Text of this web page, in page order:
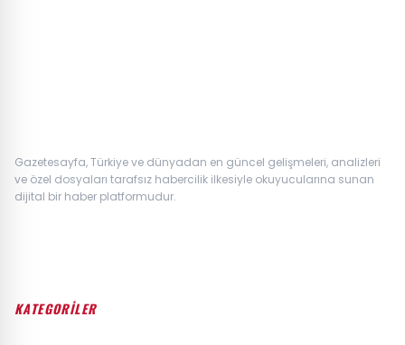
Gazetesayfa, Türkiye ve dünyadan en güncel gelişmeleri, analizleri
ve özel dosyaları tarafsız habercilik ilkesiyle okuyucularına sunan
dijital bir haber platformudur.
KATEGORİLER